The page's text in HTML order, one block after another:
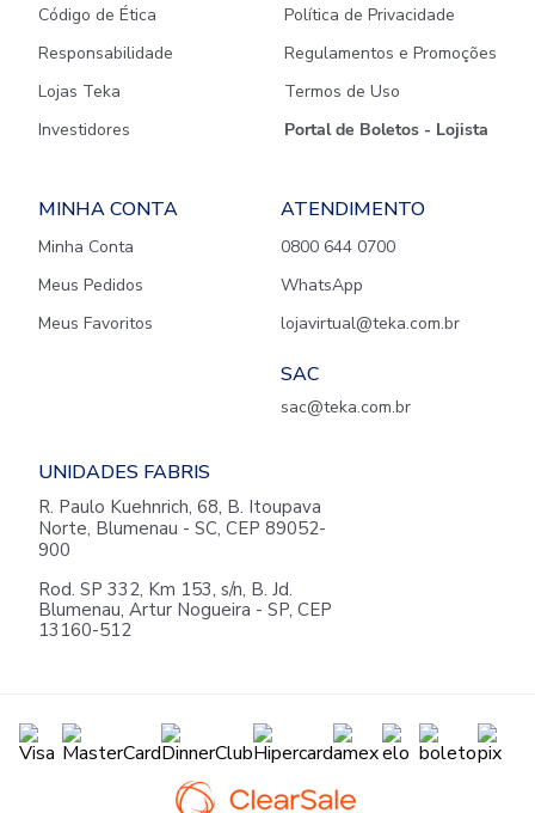
Código de Ética
Responsabilidade
Lojas Teka
Investidores
Política de Privacidade
Regulamentos e Promoções
Termos de Uso
Portal de Boletos - Lojista
MINHA CONTA
Minha Conta
Meus Pedidos
Meus Favoritos
ATENDIMENTO
0800 644 0700
WhatsApp
lojavirtual@teka.com.br
SAC
sac@teka.com.br
UNIDADES FABRIS
R. Paulo Kuehnrich, 68, B. Itoupava
Norte, Blumenau - SC, CEP 89052-
900
Rod. SP 332, Km 153, s/n, B. Jd.
Blumenau, Artur Nogueira - SP, CEP
13160-512